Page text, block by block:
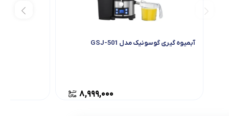
آبمیوه گیری گوسونیک مدل GSJ-501
۸,۹۹۹,۰۰۰